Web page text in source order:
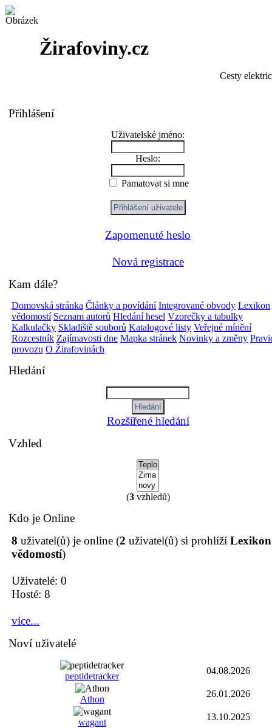
Žirafoviny.cz
Cesty
Přihlášení
Uživatelské jméno:
Heslo:
Pamatovat si mne
Zapomenuté heslo
Nová registrace
Kam dále?
Domovská stránka Články a povídání Integrované obvody Lexikon
vědomostí Seznam autorů Hledání hesel Vzorečky a tabulky
Kalkulačky Skladiště souborů Katalogové listy Veřejné mínění
Rozcestník Zajímavosti dne Mapka stránek Novinky a změny
provozu O Žirafovinách
Hledání
Rozšířené hledání
Vzhled
(3vzhledů)
Kdo je Online
8 uživatel(ů) je online (2 uživatel(ů) si prohlíží Lexikon
vědomostí)
Uživatelé: 0
Hosté: 8
více...
Noví uživatelé
peptidetracker
04.08.2026
Athon
26.01.2026
wagant
13.10.2025